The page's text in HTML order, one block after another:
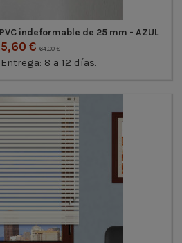
indeformable de 25 mm - AZUL
€ 64,00 €
8 a 12 días.